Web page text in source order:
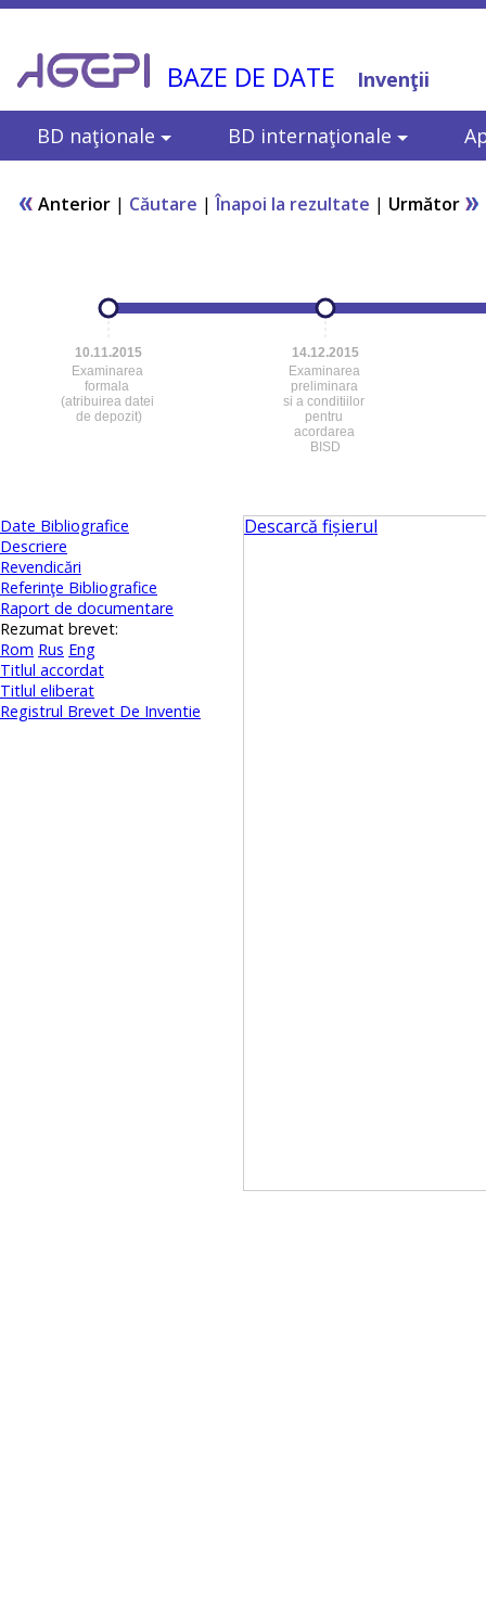
BAZE DE DATE Invenţii
BD naţionale BD internaţionale
Anterior | Căutare |Înapoi la rezultate | Următor
10.11.2015
Examinarea
formala
(atribuirea datei
de depozit)
14.12.2015
Examinarea
preliminara
si a conditiilor
pentru
acordarea
BISD
Date Bibliografice
Descriere
Revendicări
Referinţe Bibliografice
Raport de documentare
Rezumat brevet:
Rom Rus Eng
Titlul accordat
Titlul eliberat
Registrul Brevet De Inventie
Descarcă fișierul